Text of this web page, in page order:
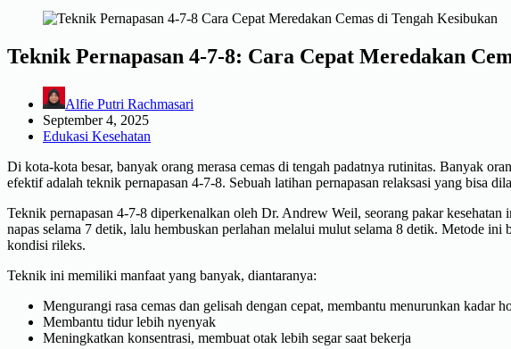
Teknik Pernapasan 4-7-8: Cara Cepat Meredakan
Alfie Putri Rachmasari
September 4, 2025
Edukasi Kesehatan
Di kota-kota besar, banyak orang merasa cemas di tengah padatnya rutinitas. Banyak
efektif adalah teknik pernapasan 4-7-8. Sebuah latihan pernapasan relaksasi yang bisa
Teknik pernapasan 4-7-8 diperkenalkan oleh Dr. Andrew Weil, seorang pakar
napas selama 7 detik, lalu hembuskan perlahan melalui mulut selama 8 detik. Metode
kondisi rileks.
Teknik ini memiliki manfaat yang banyak, diantaranya:
Mengurangi rasa cemas dan gelisah dengan cepat, membantu menurunkan kadar
Membantu tidur lebih nyenyak
Meningkatkan konsentrasi, membuat otak lebih segar saat bekerja